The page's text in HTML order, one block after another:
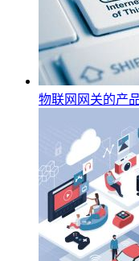
物联网网关的产